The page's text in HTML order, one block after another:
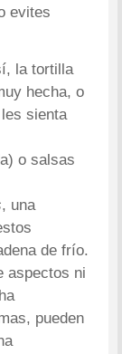
evites
la tortilla
hecha, o
sienta
o salsas
, una
de frío.
aspectos ni
pueden